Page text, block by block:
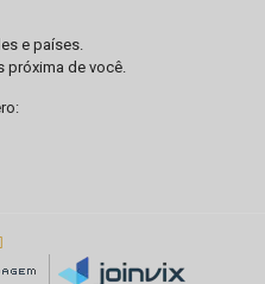
e países.
próxima de você.